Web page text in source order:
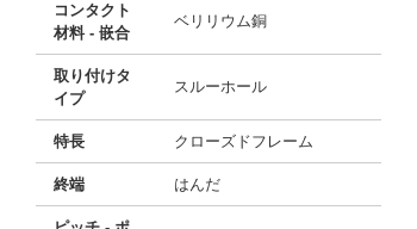
コンタクト
材料 - 嵌合
ベリリウム銅
取り付けタ
イプ
スルーホール
特長 クローズドフレーム
終端 はんだ